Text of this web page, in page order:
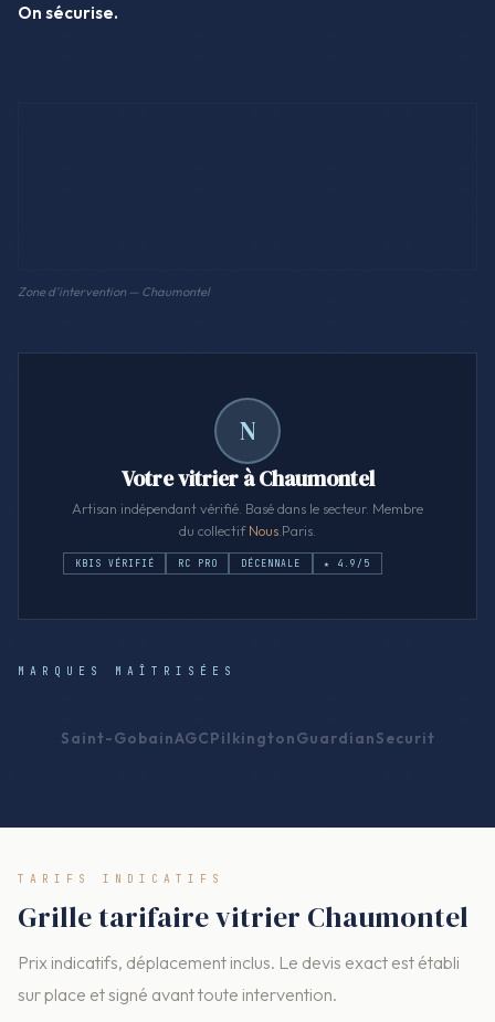
On sécurise.
Zone d'intervention — Chaumontel
N
Votre vitrier à Chaumontel
Artisan indépendant vérifié. Basé dans le secteur. Membre
du collectifNous.Paris.
KBIS VÉRIFIÉ RC PRO DÉCENNALE ★ 4.9/5
MARQUES MAÎTRISÉES
Saint-GobainAGCPilkingtonGuardianSecurit
TARIFS INDICATIFS
Grille tarifaire vitrier Chaumontel
Prix indicatifs, déplacement inclus. Le devis exact est établi
sur place et signé avant toute intervention.